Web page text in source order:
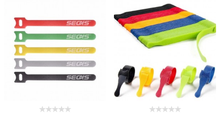
Werbeartikel
anfragen
Individuelle
Werbeartikel
anfragen